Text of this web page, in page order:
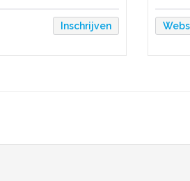
Inschrijven